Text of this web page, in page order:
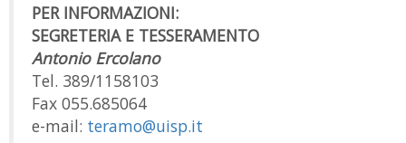
PER INFORMAZIONI:
SEGRETERIA E TESSERAMENTO
Antonio Ercolano
Tel. 389/1158103
Fax 055.685064
e-mail: teramo@uisp.it